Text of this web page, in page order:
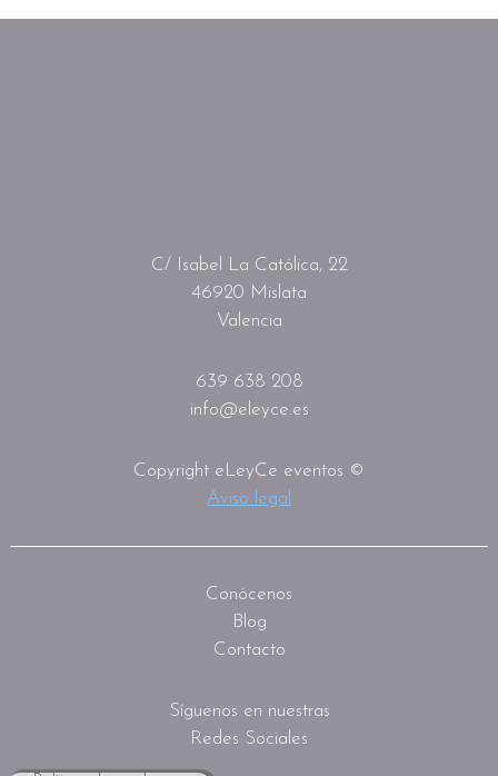
C/ Isabel La Católica, 22
46920 Mislata
Valencia
639 638 208
info@eleyce.es
Copyright eLeyCe eventos ©
Aviso legal
Conócenos
Blog
Contacto
Síguenos en nuestras
Redes Sociales